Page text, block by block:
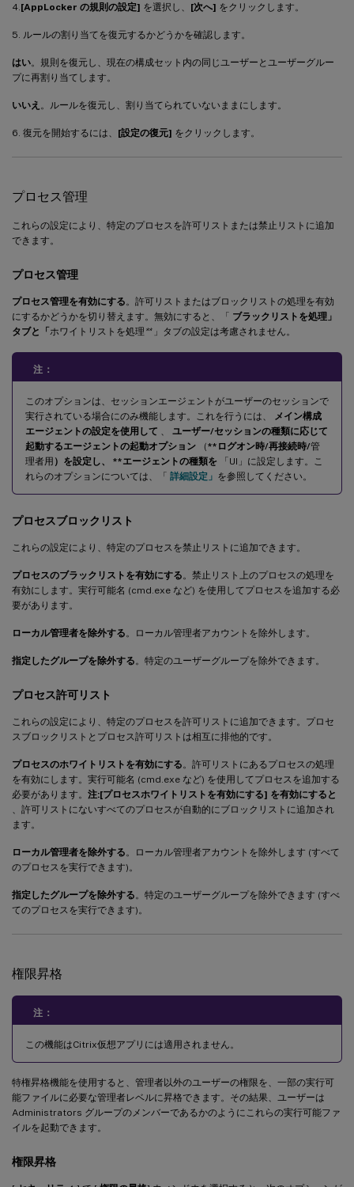
4. [AppLocker の規則の設定] を選択し、 [次へ] をクリックします。
5. ルールの割り当てを復元するかどうかを確認します。
はい。規則を復元し、現在の構成セット内の同じユーザーとユーザーグルー
プに再割り当てします。
いいえ 。ルールを復元し、割り当てられていないままにします。
6. 復元を開始するには、 [設定の復元] をクリックします。
プロセス管理
これらの設定により、特定のプロセスを許可リストまたは禁止リストに追加
できます。
プロセス管理
プロセス管理を有効にする 。許可リストまたはブロックリストの処理を有効
にするかどうかを切り替えます。無効にすると、「 ブラックリストを処理」
タブと「ホワイトリストを処理 **」タブの設定は考慮されません。
注：
このオプションは、セッションエージェントがユーザーのセッションで
実行されている場合にのみ機能します。これを行うには、
メイン構成
エージェントの設定を使用して
ユーザー/セッションの種類に応じて
起動するエージェントの起動オプション （**ログオン時/再接続時/管
理者用 ）を設定し、 **エージェントの種類を 「UI」に設定します。こ
れらのオプションについては、「 詳細設定」 を参照してください。
プロセスブロックリスト
これらの設定により、特定のプロセスを禁止リストに追加できます。
プロセスのブラックリストを有効にする 。禁止リスト上のプロセスの処理を
有効にします。実行可能名 (cmd.exe など) を使用してプロセスを追加する必
要があります。
ローカル管理者を除外する 。ローカル管理者アカウントを除外します。
指定したグループを除外する 。特定のユーザーグループを除外できます。
プロセス許可リスト
これらの設定により、特定のプロセスを許可リストに追加できます。プロセ
スブロックリストとプロセス許可リストは相互に排他的です。
プロセスのホワイトリストを有効にする 。許可リストにあるプロセスの処理
を有効にします。実行可能名 (cmd.exe など) を使用してプロセスを追加する
必要があります。 注:[プロセスホワイトリストを有効にする] を有効にすると
、許可リストにないすべてのプロセスが自動的にブロックリストに追加され
ます。
ローカル管理者を除外する 。ローカル管理者アカウントを除外します (すべて
のプロセスを実行できます)。
指定したグループを除外する 。特定のユーザーグループを除外できます (すべ
てのプロセスを実行できます)。
権限昇格
注：
この機能はCitrix仮想アプリには適用されません。
特権昇格機能を使用すると、管理者以外のユーザーの権限を、一部の実行可
能ファイルに必要な管理者レベルに昇格できます。その結果、ユーザーは
Administrators グループのメンバーであるかのようにこれらの実行可能ファ
イルを起動できます。
権限昇格